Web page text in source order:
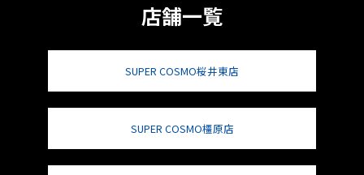
店舗一覧
SUPER COSMO桜井東店
SUPER COSMO橿原店